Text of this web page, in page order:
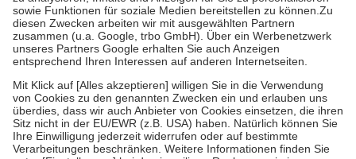
tatsächlichen Kosten der Leistung zu entrichten.
Diese Regeln gelten grundsätzlich auch für Online-Apotheken.
Bei Heilmitteln und häuslicher Krankenpflege beträgt die
Zuzahlung zehn Prozent der Kosten sowie zehn Euro je
Um das Engagement der Versicherten für ihre eigene Gesundheit
zu stärken und die besondere Stellung der Familie zu unterstützen,
fallenkeine Zuzahlungenan bei:
• Kindern und Jugendlichen bis zum vollendeten 18. Lebensjahr